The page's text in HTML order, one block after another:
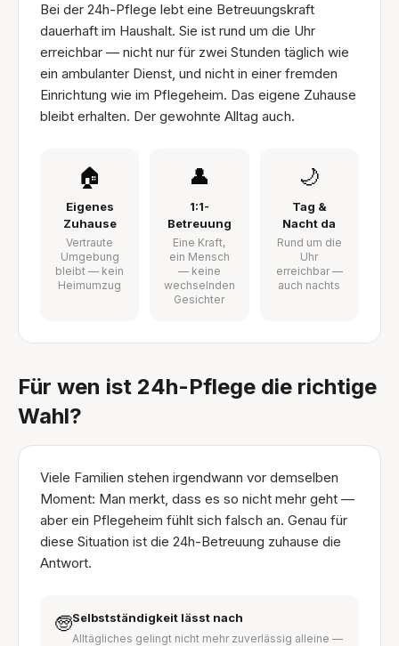
Bei der 24h-Pflege lebt eine Betreuungskraft
dauerhaft im Haushalt. Sie ist rund um die Uhr
erreichbar — nicht nur für zwei Stunden täglich wie
ein ambulanter Dienst, und nicht in einer fremden
Einrichtung wie im Pflegeheim. Das eigene Zuhause
bleibt erhalten. Der gewohnte Alltag auch.
🏠
Eigenes
Zuhause
Vertraute
Umgebung
bleibt — kein
Heimumzug
👤
1:1-
Betreuung
Eine Kraft,
ein Mensch
— keine
wechselnden
Gesichter
🌙
Tag &
Nacht da
Rund um die
Uhr
erreichbar —
auch nachts
Für wen ist 24h-Pflege die richtige
Wahl?
Viele Familien stehen irgendwann vor demselben
Moment: Man merkt, dass es so nicht mehr geht —
aber ein Pflegeheim fühlt sich falsch an. Genau für
diese Situation ist die 24h-Betreuung zuhause die
Antwort.
🧓Selbstständigkeit lässt nach
Alltägliches gelingt nicht mehr zuverlässig alleine —